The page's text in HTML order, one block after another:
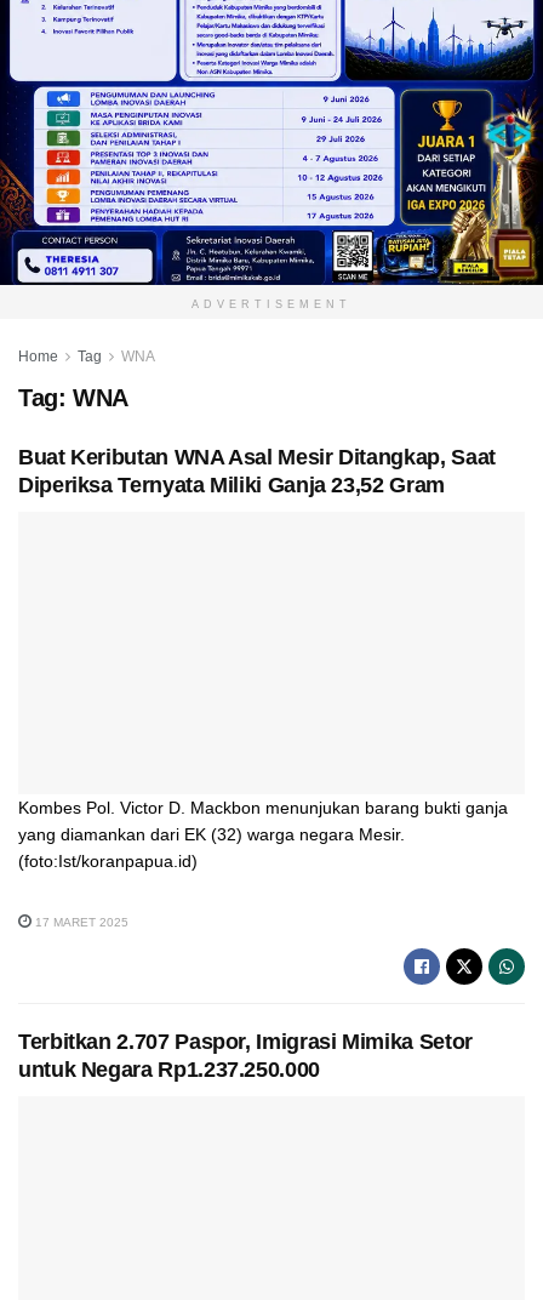
ADVERTISEMENT
Home Tag WNA
Tag: WNA
Buat Keributan WNA Asal Mesir Ditangkap, Saat
Diperiksa Ternyata Miliki Ganja 23,52 Gram
Kombes Pol. Victor D. Mackbon menunjukan barang bukti ganja
yang diamankan dari EK (32) warga negara Mesir.
(foto:Ist/koranpapua.id)
17 MARET 2025
Terbitkan 2.707 Paspor, Imigrasi Mimika Setor
untuk Negara Rp1.237.250.000